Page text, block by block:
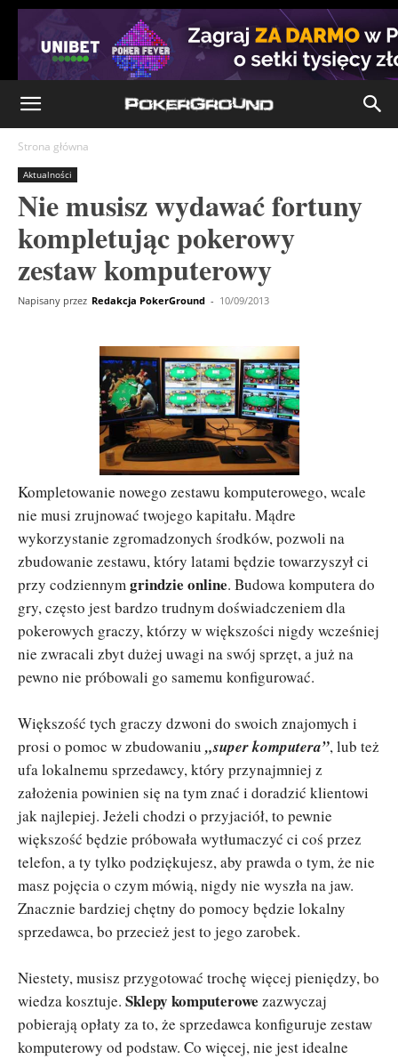
Strona główna
Aktualności
Nie musisz wydawać fortuny
kompletując pokerowy
zestaw komputerowy
Napisany przez Redakcja PokerGround - 10/09/2013
Kompletowanie nowego zestawu komputerowego, wcale
nie musi zrujnować twojego kapitału. Mądre
wykorzystanie zgromadzonych środków, pozwoli na
zbudowanie zestawu, który latami będzie towarzyszył ci
przy codziennymgrindzie online. Budowa komputera do
gry, często jest bardzo trudnym doświadczeniem dla
pokerowych graczy, którzy w większości nigdy wcześniej
nie zwracali zbyt dużej uwagi na swój sprzęt, a już na
pewno nie próbowali go samemu konfigurować.
Większość tych graczy dzwoni do swoich znajomych i
prosi o pomoc w zbudowaniu „super komputera”, lub też
ufa lokalnemu sprzedawcy, który przynajmniej z
założenia powinien się na tym znać i doradzić klientowi
jak najlepiej. Jeżeli chodzi o przyjaciół, to pewnie
większość będzie próbowała wytłumaczyć ci coś przez
telefon, a ty tylko podziękujesz, aby prawda o tym, że nie
masz pojęcia o czym mówią, nigdy nie wyszła na jaw.
Znacznie bardziej chętny do pomocy będzie lokalny
sprzedawca, bo przecież jest to jego zarobek.
Niestety, musisz przygotować trochę więcej pieniędzy, bo
wiedza kosztuje. Sklepy komputerowe zazwyczaj
pobierają opłaty za to, że sprzedawca konfiguruje zestaw
komputerowy od podstaw. Co więcej, nie jest idealne